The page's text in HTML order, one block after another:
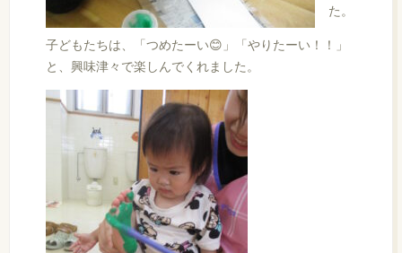
た。
子どもたちは、「つめたーい😊」「やりたーい！！」
と、興味津々で楽しんでくれました。